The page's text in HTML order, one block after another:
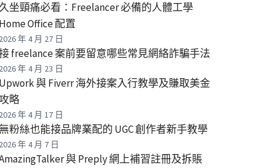
坐頸痛必看：Freelancer 必備的人體工學
Home Office 配置
2026 年 4 月 27 日
freelance 案前要留意哪些常見網絡詐騙手法
2026 年 4 月 23 日
Upwork 與 Fiverr 海外接案入行教學及賺取美金
略
2026 年 4 月 17 日
粉絲也能接品牌業配的 UGC 創作者新手教學
2026 年 4 月 7 日
與 Preply 網上補習註冊及拆賬